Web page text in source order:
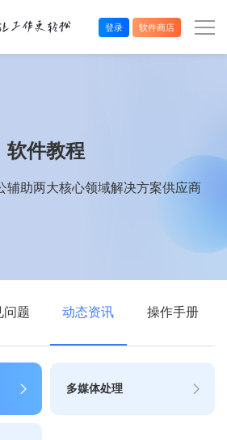
登录 软件商店
软件教程
辅助两大核心领域解决方案供应商
问题 动态资讯 操作手册
多媒体处理